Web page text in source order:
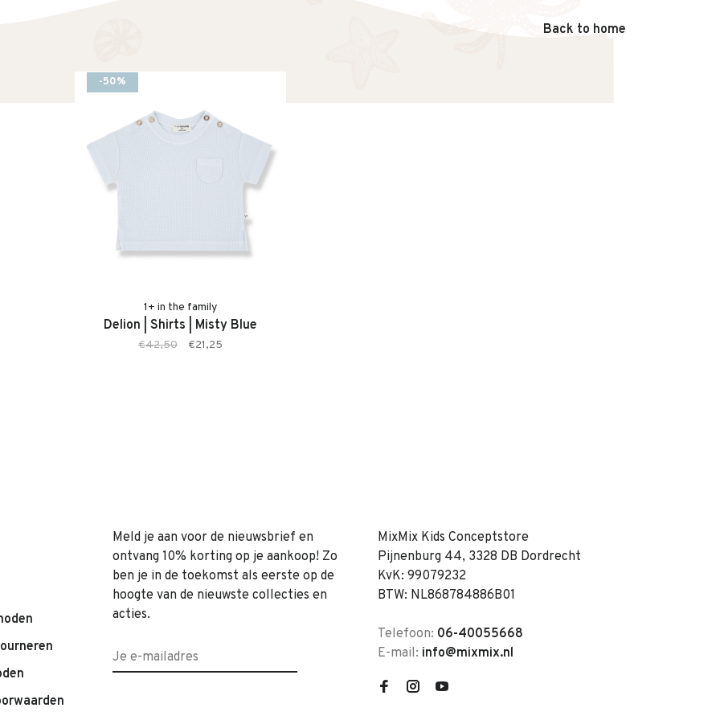
Back to home
-50%
1+ in the family
Delion | Shirts | Misty Blue
€42,50 €21,25
Meld je aan voor de nieuwsbrief en
ontvang 10% korting op je aankoop! Zo
ben je in de toekomst als eerste op de
hoogte van de nieuwste collecties en
acties.
MixMix Kids Conceptstore
Pijnenburg 44, 3328 DB Dordrecht
KvK: 99079232
BTW: NL868784886B01
Telefoon: 06-40055668
E-mail: info@mixmix.nl